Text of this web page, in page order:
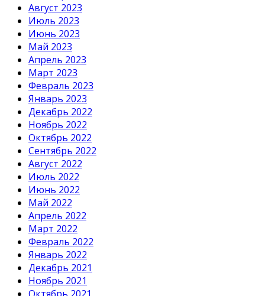
Август 2023
Июль 2023
Июнь 2023
Май 2023
Апрель 2023
Март 2023
Февраль 2023
Январь 2023
Декабрь 2022
Ноябрь 2022
Октябрь 2022
Сентябрь 2022
Август 2022
Июль 2022
Июнь 2022
Май 2022
Апрель 2022
Март 2022
Февраль 2022
Январь 2022
Декабрь 2021
Ноябрь 2021